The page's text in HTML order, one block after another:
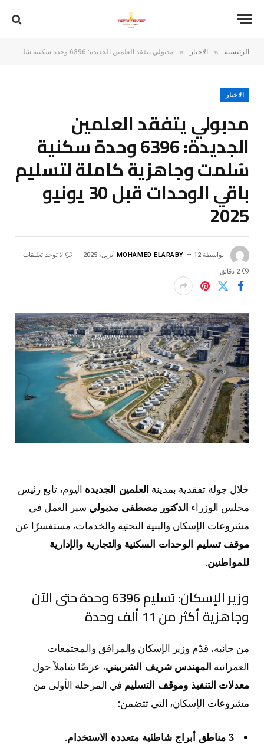
الرئيسية » الاخبار » مدبولي يتفقد العلمين الجديدة: 6396 وحدة سكنية سُلمت وجاهزية كاملة لتسليم باقي الوحدات قبل 30 يونيو 2025
الاخبار
مدبولي يتفقد العلمين
الجديدة: 6396 وحدة سكنية
سُلمت وجاهزية كاملة لتسليم
باقي الوحدات قبل 30 يونيو
2025
بواسطة MOHAMED ELARABY 12 أبريل، 2025 لا توجد تعليقات
2 دقائق
خلال جولة تفقدية بمدينة العلمين الجديدة اليوم، تابع رئيس
مجلس الوزراء الدكتور مصطفى مدبولي سير العمل في
مشروعات الإسكان والبنية التحتية والخدمات، مستفسرًا عن
موقف تسليم الوحدات السكنية والتجارية والإدارية
للمواطنين.
وزير الإسكان: تسليم 6396 وحدة حتى الآن
وجاهزية أكثر من 11 ألف وحدة
من جانبه، قدّم وزير الإسكان والمرافق والمجتمعات
العمرانية المهندس شريف الشربيني، عرضًا شاملاً حول
معدلات التنفيذ وموقف التسليم في المرحلة الأولى من
مشروعات الإسكان، التي تتضمن:
3 مناطق أبراج شاطئية متعددة الاستخدام .